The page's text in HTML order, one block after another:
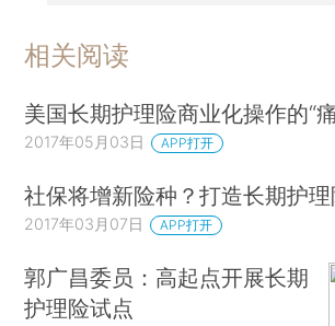
相关阅读
美国长期护理险商业化操作的“
2017年05月03日 APP打开
社保将增新险种？打造长期护
2017年03月07日 APP打开
郭广昌委员：高起点开展长期
护理险试点